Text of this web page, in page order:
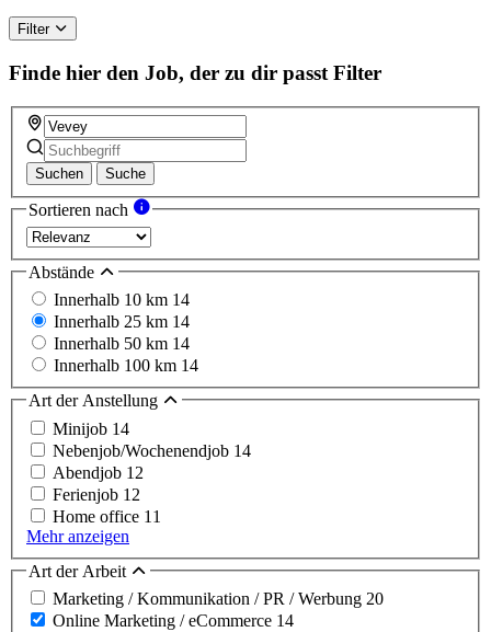
this
field
Filter
Finde hier den Job, der zu dir passt Filter
Suchen Suche
Sortieren nach
Abstände
Innerhalb 10 km 14
Innerhalb 25 km 14
Innerhalb 50 km 14
Innerhalb 100 km 14
Art der Anstellung
Minijob 14
Nebenjob/Wochenendjob 14
Abendjob 12
Ferienjob 12
Home office 11
Mehr anzeigen
Art der Arbeit
Marketing / Kommunikation / PR / Werbung 20
Online Marketing / eCommerce 14